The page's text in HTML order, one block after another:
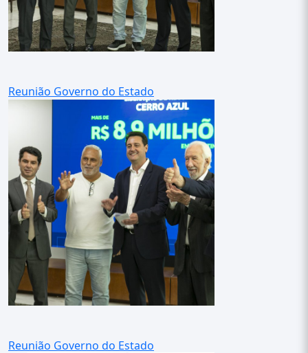
Reunião Governo do Estado
Reunião Governo do Estado